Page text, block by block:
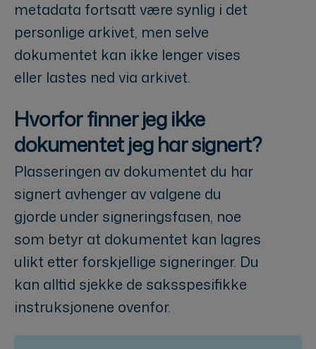
metadata fortsatt være synlig i det
personlige arkivet, men selve
dokumentet kan ikke lenger vises
eller lastes ned via arkivet.
Hvorfor finner jeg ikke
dokumentet jeg har signert?
Plasseringen av dokumentet du har
signert avhenger av valgene du
gjorde under signeringsfasen, noe
som betyr at dokumentet kan lagres
ulikt etter forskjellige signeringer. Du
kan alltid sjekke de saksspesifikke
instruksjonene ovenfor.